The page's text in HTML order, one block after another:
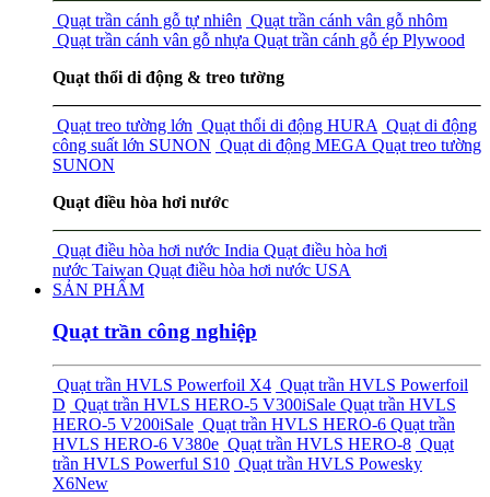
Quạt trần cánh gỗ tự nhiên Quạt trần cánh vân gỗ nhôm
Quạt trần cánh vân gỗ nhựa Quạt trần cánh gỗ ép Plywood
Quạt thổi di động & treo tường
Quạt treo tường lớn Quạt thổi di động HURA Quạt di động
công suất lớn SUNON Quạt di động MEGA Quạt treo tường
SUNON
Quạt điều hòa hơi nước
Quạt điều hòa hơi nước India Quạt điều hòa hơi
nước Taiwan Quạt điều hòa hơi nước USA
SẢN PHẨM
Quạt trần công nghiệp
Quạt trần HVLS Powerfoil X4 Quạt trần HVLS Powerfoil
D Quạt trần HVLS HERO-5 V300iSale Quạt trần HVLS
HERO-5 V200iSale Quạt trần HVLS HERO-6 Quạt trần
HVLS HERO-6 V380e Quạt trần HVLS HERO-8 Quạt
trần HVLS Powerful S10 Quạt trần HVLS Powesky
X6New